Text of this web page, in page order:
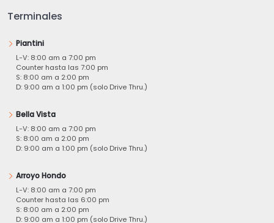
Terminales
Piantini
L-V: 8:00 am a 7:00 pm
Counter hasta las 7:00 pm
S: 8:00 am a 2:00 pm
D: 9:00 am a 1:00 pm (solo Drive Thru.)
Bella Vista
L-V: 8:00 am a 7:00 pm
S: 8:00 am a 2:00 pm
D: 9:00 am a 1:00 pm (solo Drive Thru.)
Arroyo Hondo
L-V: 8:00 am a 7:00 pm
Counter hasta las 6:00 pm
S: 8:00 am a 2:00 pm
D: 9:00 am a 1:00 pm (solo Drive Thru.)